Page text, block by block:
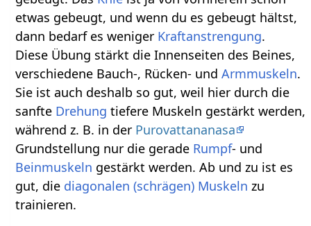
etwas gebeugt, und wenn du es gebeugt hältst,
dann bedarf es weniger Kraftanstrengung.
Diese Übung stärkt die Innenseiten des Beines,
verschiedene Bauch-, Rücken- undArmmuskeln.
Sie ist auch deshalb so gut, weil hier durch die
sanfte Drehung tiefere Muskeln gestärkt werden,
während z. B. in der Purovattananasa
Grundstellung nur die gerade Rumpf- und
Beinmuskeln gestärkt werden. Ab und zu ist es
gut, die diagonalen (schrägen) Muskeln zu
trainieren.